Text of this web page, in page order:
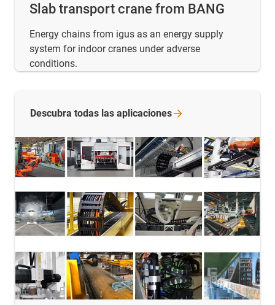
Slab transport crane from BANG
Energy chains from igus as an energy supply
system for indoor cranes under adverse
conditions.
Descubra todas las aplicaciones